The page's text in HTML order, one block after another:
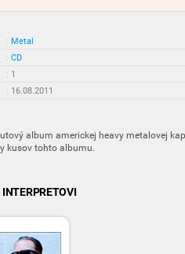
: Metal
: CD
: 1
: 16.08.2011
album americkej heavy metalovej
kusov tohto albumu.